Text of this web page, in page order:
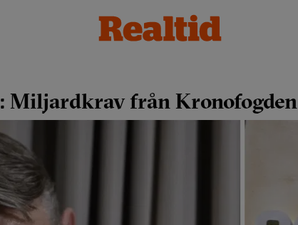
Miljardkrav från Kronofogden